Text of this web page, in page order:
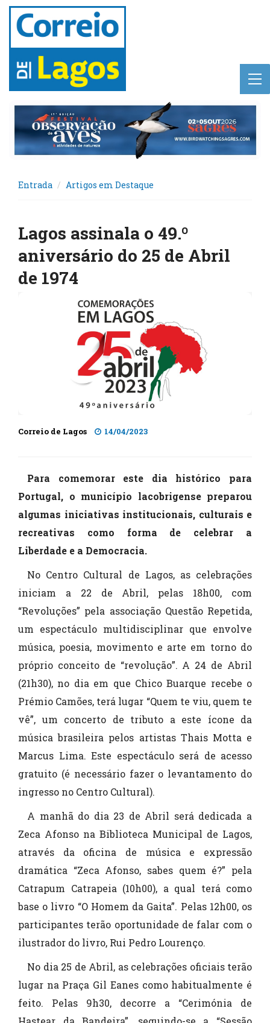
Entrada Artigos em Destaque
Lagos assinala o 49.º
aniversário do 25 de Abril
de 1974
Correio de Lagos 14/04/2023
Para comemorar este dia histórico para
Portugal, o município lacobrigense preparou
algumas iniciativas institucionais, culturais e
recreativas como forma de celebrar a
Liberdade e a Democracia.
No Centro Cultural de Lagos, as celebrações
iniciam a 22 de Abril, pelas 18h00, com
“Revoluções” pela associação Questão Repetida,
um espectáculo multidisciplinar que envolve
música, poesia, movimento e arte em torno do
próprio conceito de “revolução”. A 24 de Abril
(21h30), no dia em que Chico Buarque recebe o
Prémio Camões, terá lugar “Quem te viu, quem te
vê”, um concerto de tributo a este ícone da
música brasileira pelos artistas Thais Motta e
Marcus Lima. Este espectáculo será de acesso
gratuito (é necessário fazer o levantamento do
ingresso no Centro Cultural).
A manhã do dia 23 de Abril será dedicada a
Zeca Afonso na Biblioteca Municipal de Lagos,
através da oficina de música e expressão
dramática “Zeca Afonso, sabes quem é?” pela
Catrapum Catrapeia (10h00), a qual terá como
base o livro “O Homem da Gaita”. Pelas 12h00, os
participantes terão oportunidade de falar com o
ilustrador do livro, Rui Pedro Lourenço.
No dia 25 de Abril, as celebrações oficiais terão
lugar na Praça Gil Eanes como habitualmente é
feito. Pelas 9h30, decorre a “Cerimónia de